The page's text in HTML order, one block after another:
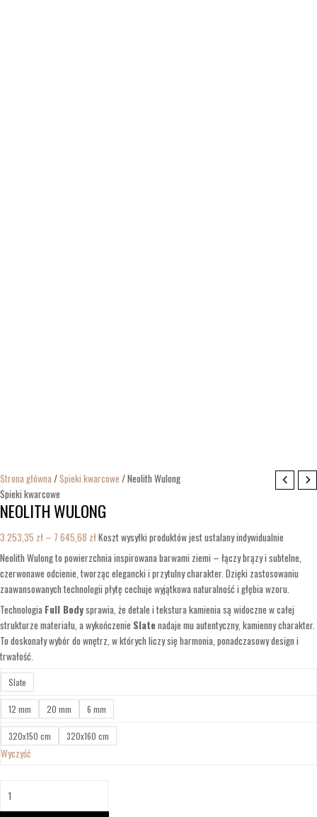
Strona główna/Spieki kwarcowe / Neolith Wulong
Spieki kwarcowe
NEOLITH WULONG
3 253,35 zł – 7 645,68 złKoszt wysyłki produktów jest ustalany indywidualnie
Neolith Wulong to powierzchnia inspirowana barwami ziemi – łączy brązy i subtelne,
czerwonawe odcienie, tworząc elegancki i przytulny charakter. Dzięki zastosowaniu
zaawansowanych technologii płytę cechuje wyjątkowa naturalność i głębia wzoru.
Technologia Full Bodysprawia, że detale i tekstura kamienia są widoczne w całej
strukturze materiału, a wykończenie Slatenadaje mu autentyczny, kamienny charakter.
To doskonały wybór do wnętrz, w których liczy się harmonia, ponadczasowy design i
trwałość.
Slate
12 mm 20 mm 6 mm
320x150 cm 320x160 cm
Wyczyść